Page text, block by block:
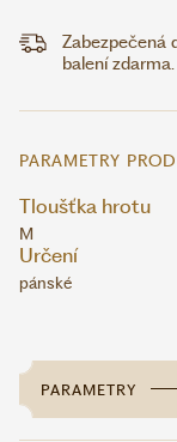
Zabezpečená
balení zdarma.
PARAMETRY
Tloušťka hrotu
M
Určení
pánské
PARAMETRY